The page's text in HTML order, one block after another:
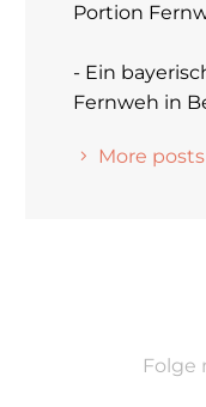
Portion
- Ein
Fernweh in
More
Folge